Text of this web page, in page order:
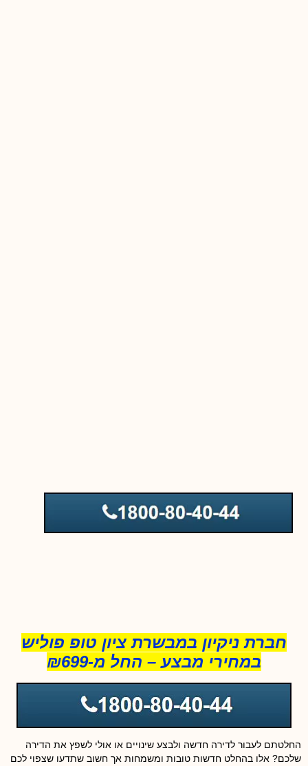
חברת ניקיון במבשרת ציון טופ פוליש
במחירי מבצע – החל מ-₪699
החלטתם לעבור לדירה חדשה ולבצע שינויים או אולי לשפץ את הדירה
שלכם? אלו בהחלט חדשות טובות ומשמחות אך חשוב שתדעו שצפוי לכם